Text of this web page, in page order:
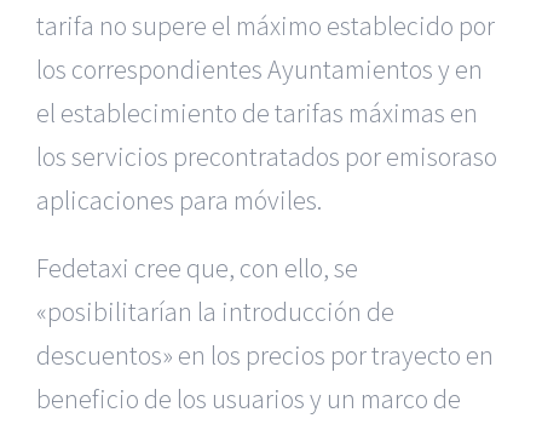
tarifa no supere el máximo establecido por
los correspondientes Ayuntamientos y en
el establecimiento de tarifas máximas en
los servicios precontratados por emisoraso
aplicaciones para móviles.
Fedetaxi cree que, con ello, se
«posibilitarían la introducción de
descuentos» en los precios por trayecto en
beneficio de los usuariosy un marco de